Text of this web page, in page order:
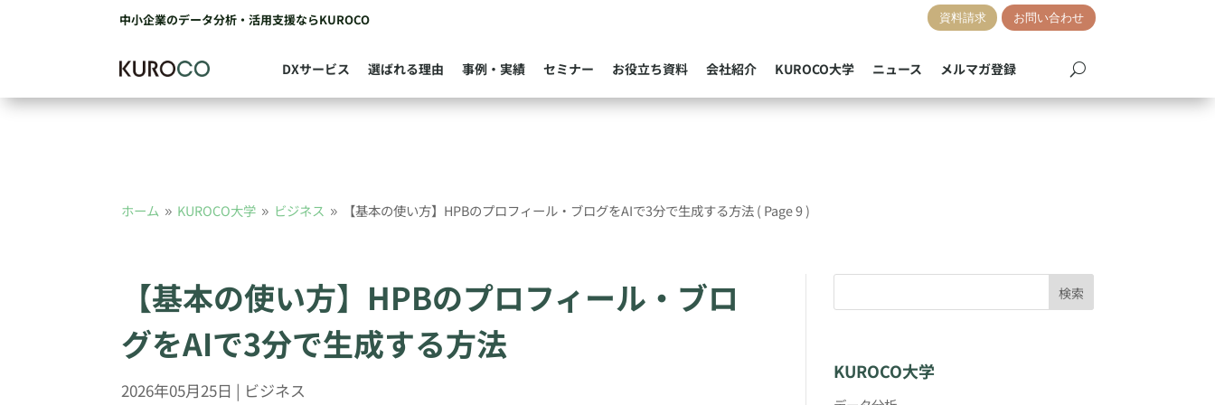
中小企業のデータ分析・活用支援ならKUROCO 資料請求 お問い合わせ
DXサービス 選ばれる理由 事例・実績 セミナー お役立ち資料 会社紹介 KUROCO大学 ニュース メルマガ登録
ホーム 9 KUROCO大学 9 ビジネス 9 【基本の使い方】HPBのプロフィール・ブログをAIで3分で生成する方法( Page 9 )
【基本の使い方】HPBのプロフィール・ブロ
グをAIで3分で生成する方法
2026年05月25日 | ビジネス
検索
KUROCO大学